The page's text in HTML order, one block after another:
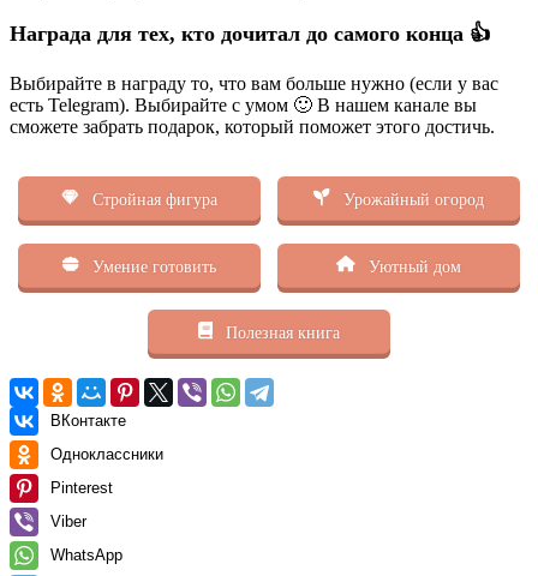
Награда для тех, кто дочитал до самого конца 👍
Выбирайте в награду то, что вам больше нужно (если у вас
есть Telegram). Выбирайте с умом 🙂 В нашем канале вы
сможете забрать подарок, который поможет этого достичь.
Стройная фигура Урожайный огород
Умение готовить Уютный дом
Полезная книга
ВКонтакте
Одноклассники
Pinterest
Viber
WhatsApp